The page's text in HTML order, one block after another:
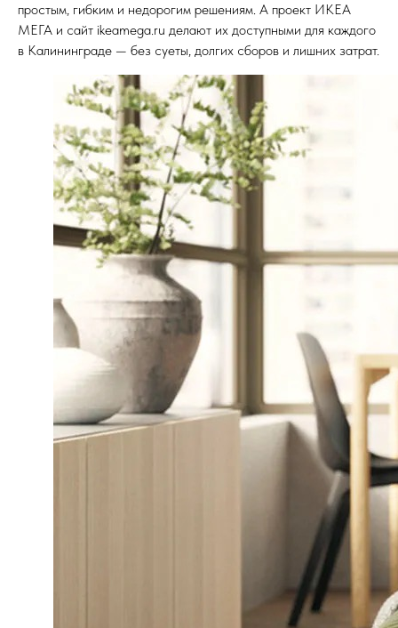
простым, гибким и недорогим решениям. А проект ИКЕА
МЕГА и сайт ikeamega.ru делают их доступными для каждого
в Калининграде — без суеты, долгих сборов и лишних затрат.